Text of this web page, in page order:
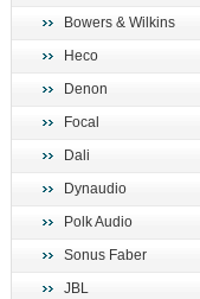
Bowers & Wilkins
Heco
Denon
Focal
Dali
Dynaudio
Polk Audio
Sonus Faber
JBL